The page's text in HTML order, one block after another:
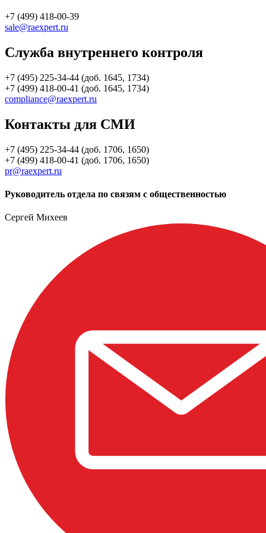
+7 (499) 418-00-39
sale@raexpert.ru
Служба внутреннего контроля
+7 (495) 225-34-44 (доб. 1645, 1734)
+7 (499) 418-00-41 (доб. 1645, 1734)
compliance@raexpert.ru
Контакты для СМИ
+7 (495) 225-34-44 (доб. 1706, 1650)
+7 (499) 418-00-41 (доб. 1706, 1650)
pr@raexpert.ru
Руководитель отдела по связям с общественностью
Сергей Михеев